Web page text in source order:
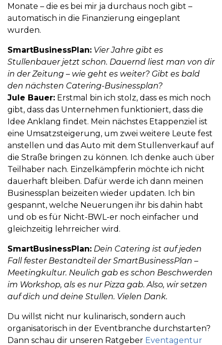
Monate – die es bei mir ja durchaus noch gibt –
automatisch in die Finanzierung eingeplant
wurden.
SmartBusinessPlan: Vier Jahre gibt es
Stullenbauer jetzt schon. Dauernd liest man von dir
in der Zeitung – wie geht es weiter? Gibt es bald
den nächsten Catering-Businessplan?
Jule Bauer: Erstmal bin ich stolz, dass es mich noch
gibt, dass das Unternehmen funktioniert, dass die
Idee Anklang findet. Mein nächstes Etappenziel ist
eine Umsatzsteigerung, um zwei weitere Leute fest
anstellen und das Auto mit dem Stullenverkauf auf
die Straße bringen zu können. Ich denke auch über
Teilhaber nach. Einzelkämpferin möchte ich nicht
dauerhaft bleiben. Dafür werde ich dann meinen
Businessplan beizeiten wieder updaten. Ich bin
gespannt, welche Neuerungen ihr bis dahin habt
und ob es für Nicht-BWL-er noch einfacher und
gleichzeitig lehrreicher wird.
SmartBusinessPlan: Dein Catering ist auf jeden
Fall fester Bestandteil der SmartBusinessPlan –
Meetingkultur. Neulich gab es schon Beschwerden
im Workshop, als es nur Pizza gab. Also, wir setzen
auf dich und deine Stullen. Vielen Dank.
Du willst nicht nur kulinarisch, sondern auch
organisatorisch in der Eventbranche durchstarten?
Dann schau dir unseren Ratgeber Eventagentur